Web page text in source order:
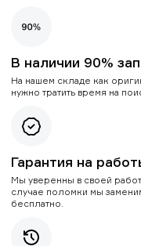
В наличии 90%
На нашем складе как
нужно тратить время на
Гарантия на
Мы уверенны в своей
случае поломки мы
бесплатно.